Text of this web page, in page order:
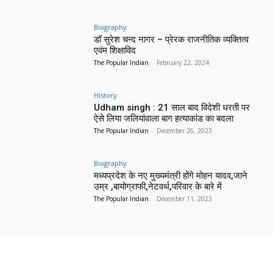
Biography
डॉ सुरेश चन्द नागर – प्रेरक राजनीतिक व्यक्तित्व
एवंम शिक्षाविद
The Popular Indian - February 22, 2024
History
Udham singh : 21 साल बाद विदेशी धरती पर
ऐसे लिया जलियांवाला बाग हत्याकांड का बदला
The Popular Indian - December 26, 2023
Biography
मध्यप्रदेश के नए मुख्यमंत्री होंगे मोहन यादव,जाने
उम्र ,बायोग्राफी,नेटवर्थ,परिवार के बारे में
The Popular Indian - December 11, 2023